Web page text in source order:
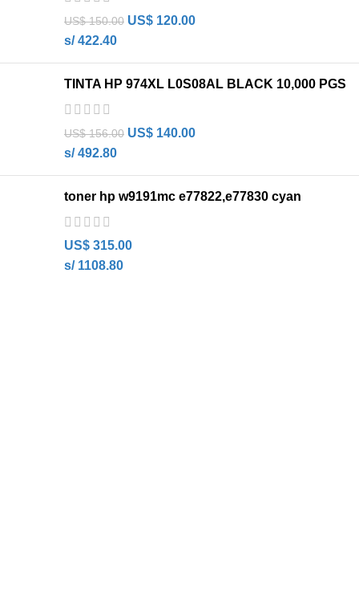
US$150.00 US$ 120.00
s/ 422.40
TINTA HP 974XL L0S08AL BLACK 10,000 PGS
US$156.00 US$ 140.00
s/ 492.80
toner hp w9191mc e77822,e77830 cyan
US$ 315.00
s/ 1108.80